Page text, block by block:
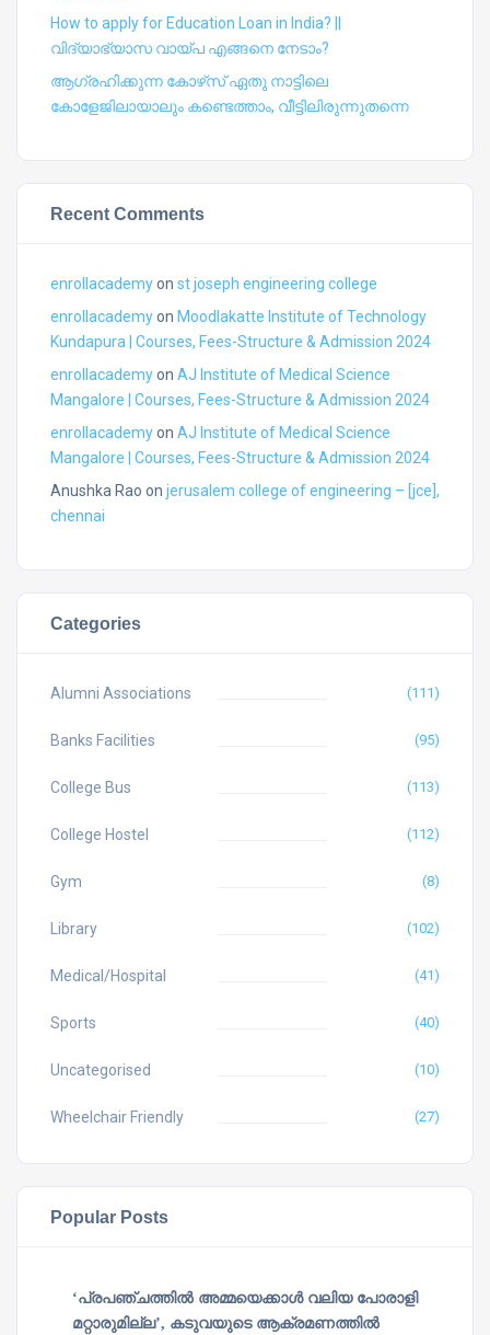
How to apply for Education Loan in India? ||
വിദ്യാഭ്യാസ വായ്പ എങ്ങനെ നേടാം?
ആഗ്രഹിക്കുന്ന കോഴ്‍സ് ഏതു നാട്ടിലെ
കോളേജിലായാലും കണ്ടെത്താം, വീട്ടിലിരുന്നുതന്നെ
Recent Comments
enrollacademyon st joseph engineering college
enrollacademyon Moodlakatte Institute of Technology
Kundapura | Courses, Fees-Structure & Admission 2024
enrollacademyon AJ Institute of Medical Science
Mangalore | Courses, Fees-Structure & Admission 2024
enrollacademyon AJ Institute of Medical Science
Mangalore | Courses, Fees-Structure & Admission 2024
Anushka Rao on jerusalem college of engineering – [jce],
chennai
Categories
Alumni Associations (111)
Banks Facilities (95)
College Bus (113)
College Hostel (112)
Gym (8)
Library (102)
Medical/Hospital (41)
Sports (40)
Uncategorised (10)
Wheelchair Friendly (27)
Popular Posts
‘പ്രപഞ്ചത്തില്‍ അമ്മയെക്കാള്‍ വലിയ പോരാളി
മറ്റാരുമില്ല’, കടുവയുടെ ആക്രമണത്തില്‍